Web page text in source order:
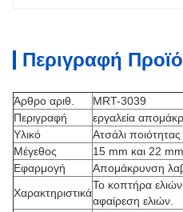
Περιγραφή
Άρθρο αριθ.
MRT-3039
Περιγραφή
εργαλεία
Υλικό
Ατσάλι ποιότητας
Μέγεθος
15 mm και 22 mm
Εφαρμογή
Απομάκρυνση
Χαρακτηριστικά
Το κοπτήρα ελιών
αφαίρεση ελιών.